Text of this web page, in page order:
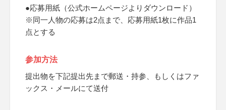
●応募用紙（公式ホームページよりダウンロード）
※同一人物の応募は2点まで、応募用紙1枚に作品1
点とする
参加方法
提出物を下記提出先まで郵送・持参、もしくはファ
ックス・メールにて送付